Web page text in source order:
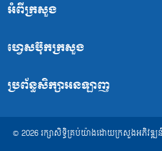
អំពីក្រសួង
ហ្វេសប៊ុកក្រសួង
ប្រព័ន្ធសិក្សាអនឡាញ
© 2026 រក្សាសិទ្ធិគ្រប់យ៉ាងដោយក្រសួងអភិវឌ្